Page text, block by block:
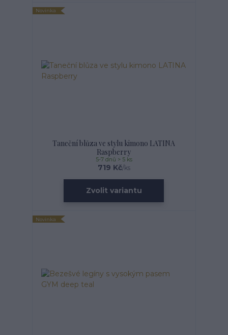
Novinka
Taneční blůza ve stylu kimono LATINA
Raspberry
719 Kč/ks
5-7 dnů > 5 ks
Zvolit variantu
Novinka